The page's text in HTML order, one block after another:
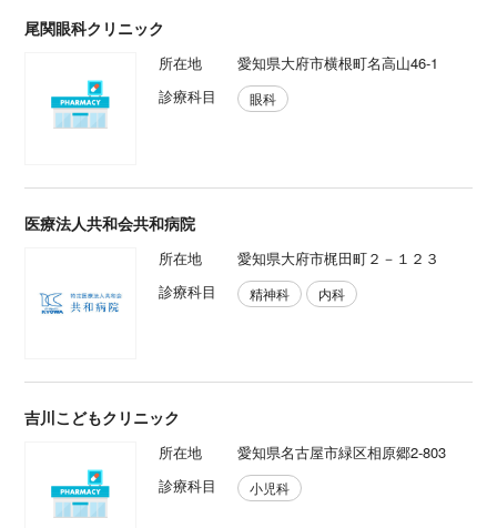
尾関眼科クリニック
所在地
愛知県大府市横根町名高山46-1
診療科目
眼科
医療法人共和会共和病院
所在地
愛知県大府市梶田町２－１２３
診療科目
精神科 内科
吉川こどもクリニック
所在地
愛知県名古屋市緑区相原郷2-803
診療科目
小児科